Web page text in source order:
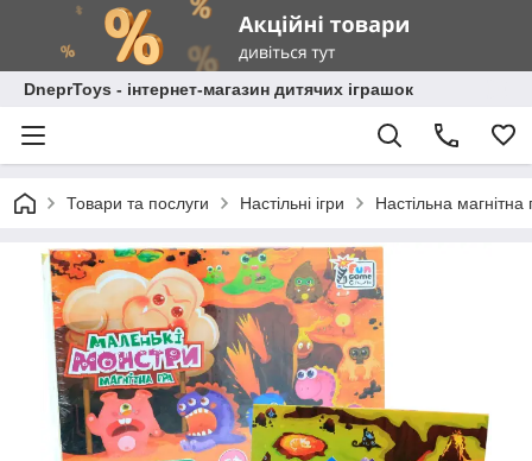
DneprToys - інтернет-магазин дитячих іграшок
Товари та послуги Настільні ігри Настільна